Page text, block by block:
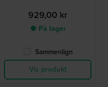
929,00 kr
● På lager
Sammenlign
Vis produkt